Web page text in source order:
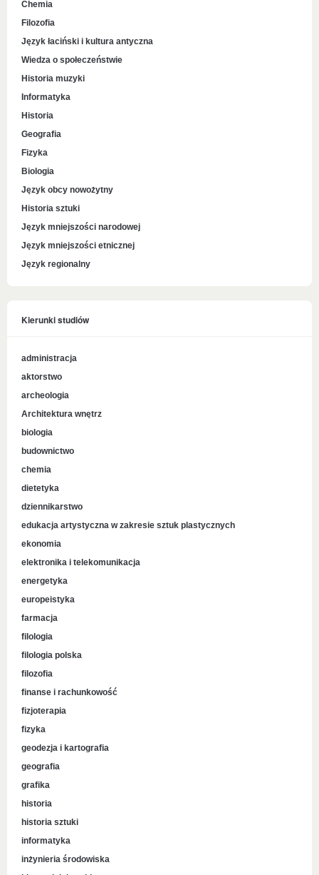
Chemia
Filozofia
Język łaciński i kultura antyczna
Wiedza o społeczeństwie
Historia muzyki
Informatyka
Historia
Geografia
Fizyka
Biologia
Język obcy nowożytny
Historia sztuki
Język mniejszości narodowej
Język mniejszości etnicznej
Język regionalny
Kierunki studiów
administracja
aktorstwo
archeologia
Architektura wnętrz
biologia
budownictwo
chemia
dietetyka
dziennikarstwo
edukacja artystyczna w zakresie sztuk plastycznych
ekonomia
elektronika i telekomunikacja
energetyka
europeistyka
farmacja
filologia
filologia polska
filozofia
finanse i rachunkowość
fizjoterapia
fizyka
geodezja i kartografia
geografia
grafika
historia
historia sztuki
informatyka
inżynieria środowiska